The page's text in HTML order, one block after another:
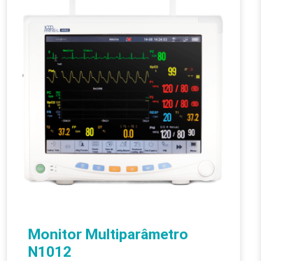
Monitor Multiparâmetro
N1012